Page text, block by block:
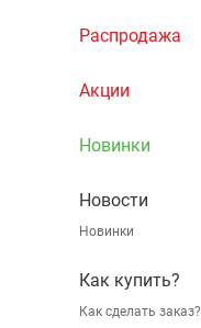
Распродажа
Акции
Новинки
Новости
Новинки
Как купить?
Как сделать заказ?